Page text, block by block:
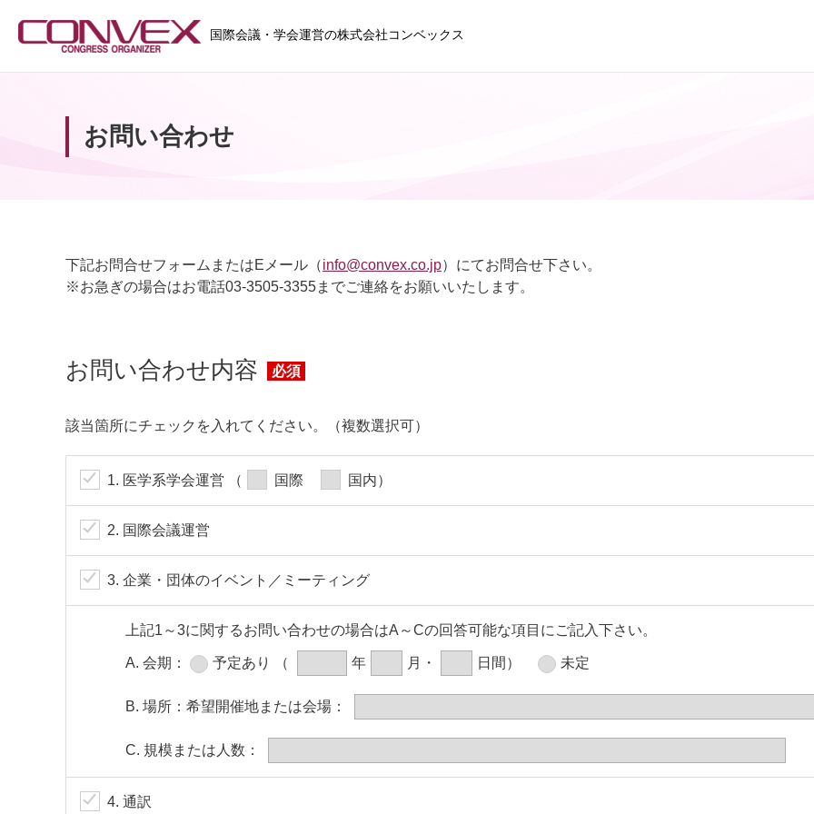
国際会議・学会運営の株式会社コンベックス
お問い合わせ
下記お問合せフォームまたはEメール（info@convex.co.jp）にてお問合せ下さい。
※お急ぎの場合はお電話03-3505-3355までご連絡をお願いいたします。
お問い合わせ内容 必須
該当箇所にチェックを入れてください。 （複数選択可）
1. 医学系学会運営 （ 国際 国内）
2. 国際会議運営
3. 企業・団体のイベント／ミーティング
上記1～3に関するお問い合わせの場合はA～Cの回答可能な項目にご記入下さい。
A. 会期： 予定あり （ 年 月・ 日間） 未定
B. 場所： 希望開催地または会場：
C. 規模または人数：
4. 通訳